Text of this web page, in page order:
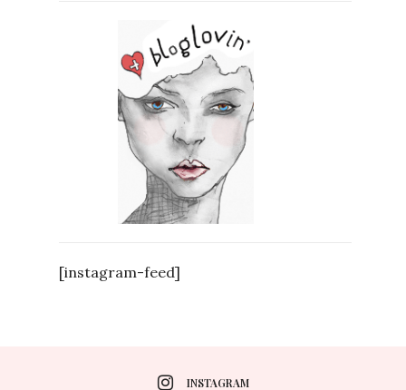
[instagram-feed]
INSTAGRAM